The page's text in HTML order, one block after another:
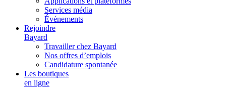
Services média
Événements
Rejoindre
Bayard
Travailler chez Bayard
Nos offres d’emplois
Candidature spontanée
Les boutiques
en ligne